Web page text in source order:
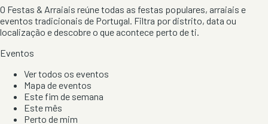
O Festas & Arraiais reúne todas as festas populares, arraiais e
eventos tradicionais de Portugal. Filtra por distrito, data ou
localização e descobre o que acontece perto de ti.
Eventos
Ver todos os eventos
Mapa de eventos
Este fim de semana
Este mês
Perto de mim